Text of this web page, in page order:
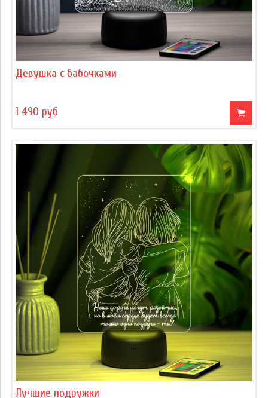
Девушка с бабочками
1 490 руб
Лучшие подружки